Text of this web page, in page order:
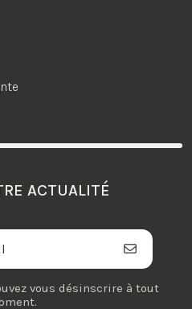
ACTUALITÉ
vous désinscrire à tout